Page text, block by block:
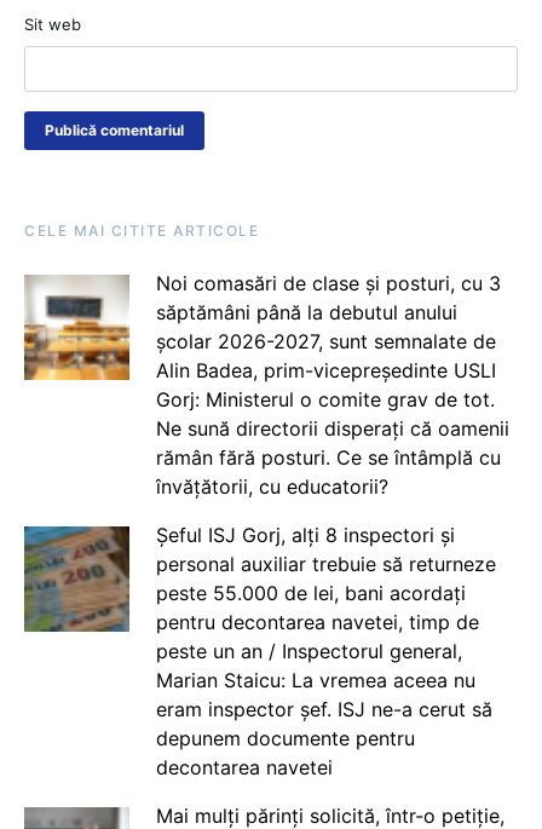
Sit web
CELE MAI CITITE ARTICOLE
Noi comasări de clase și posturi, cu 3
săptămâni până la debutul anului
școlar 2026-2027, sunt semnalate de
Alin Badea, prim-vicepreședinte USLI
Gorj: Ministerul o comite grav de tot.
Ne sună directorii disperați că oamenii
rămân fără posturi. Ce se întâmplă cu
învățătorii, cu educatorii?
Șeful ISJ Gorj, alți 8 inspectori și
personal auxiliar trebuie să returneze
peste 55.000 de lei, bani acordați
pentru decontarea navetei, timp de
peste un an / Inspectorul general,
Marian Staicu: La vremea aceea nu
eram inspector șef. ISJ ne-a cerut să
depunem documente pentru
decontarea navetei
Mai mulți părinți solicită, într-o petiție,